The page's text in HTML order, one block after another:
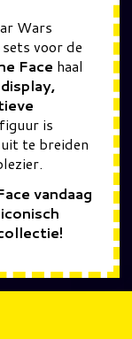
Wars
voor de
Face haal
display,
is
te breiden
vandaag